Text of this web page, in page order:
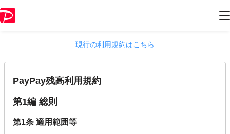
現行の利用規約はこちら
PayPay残高利用規約
第1編 総則
第1条 適用範囲等